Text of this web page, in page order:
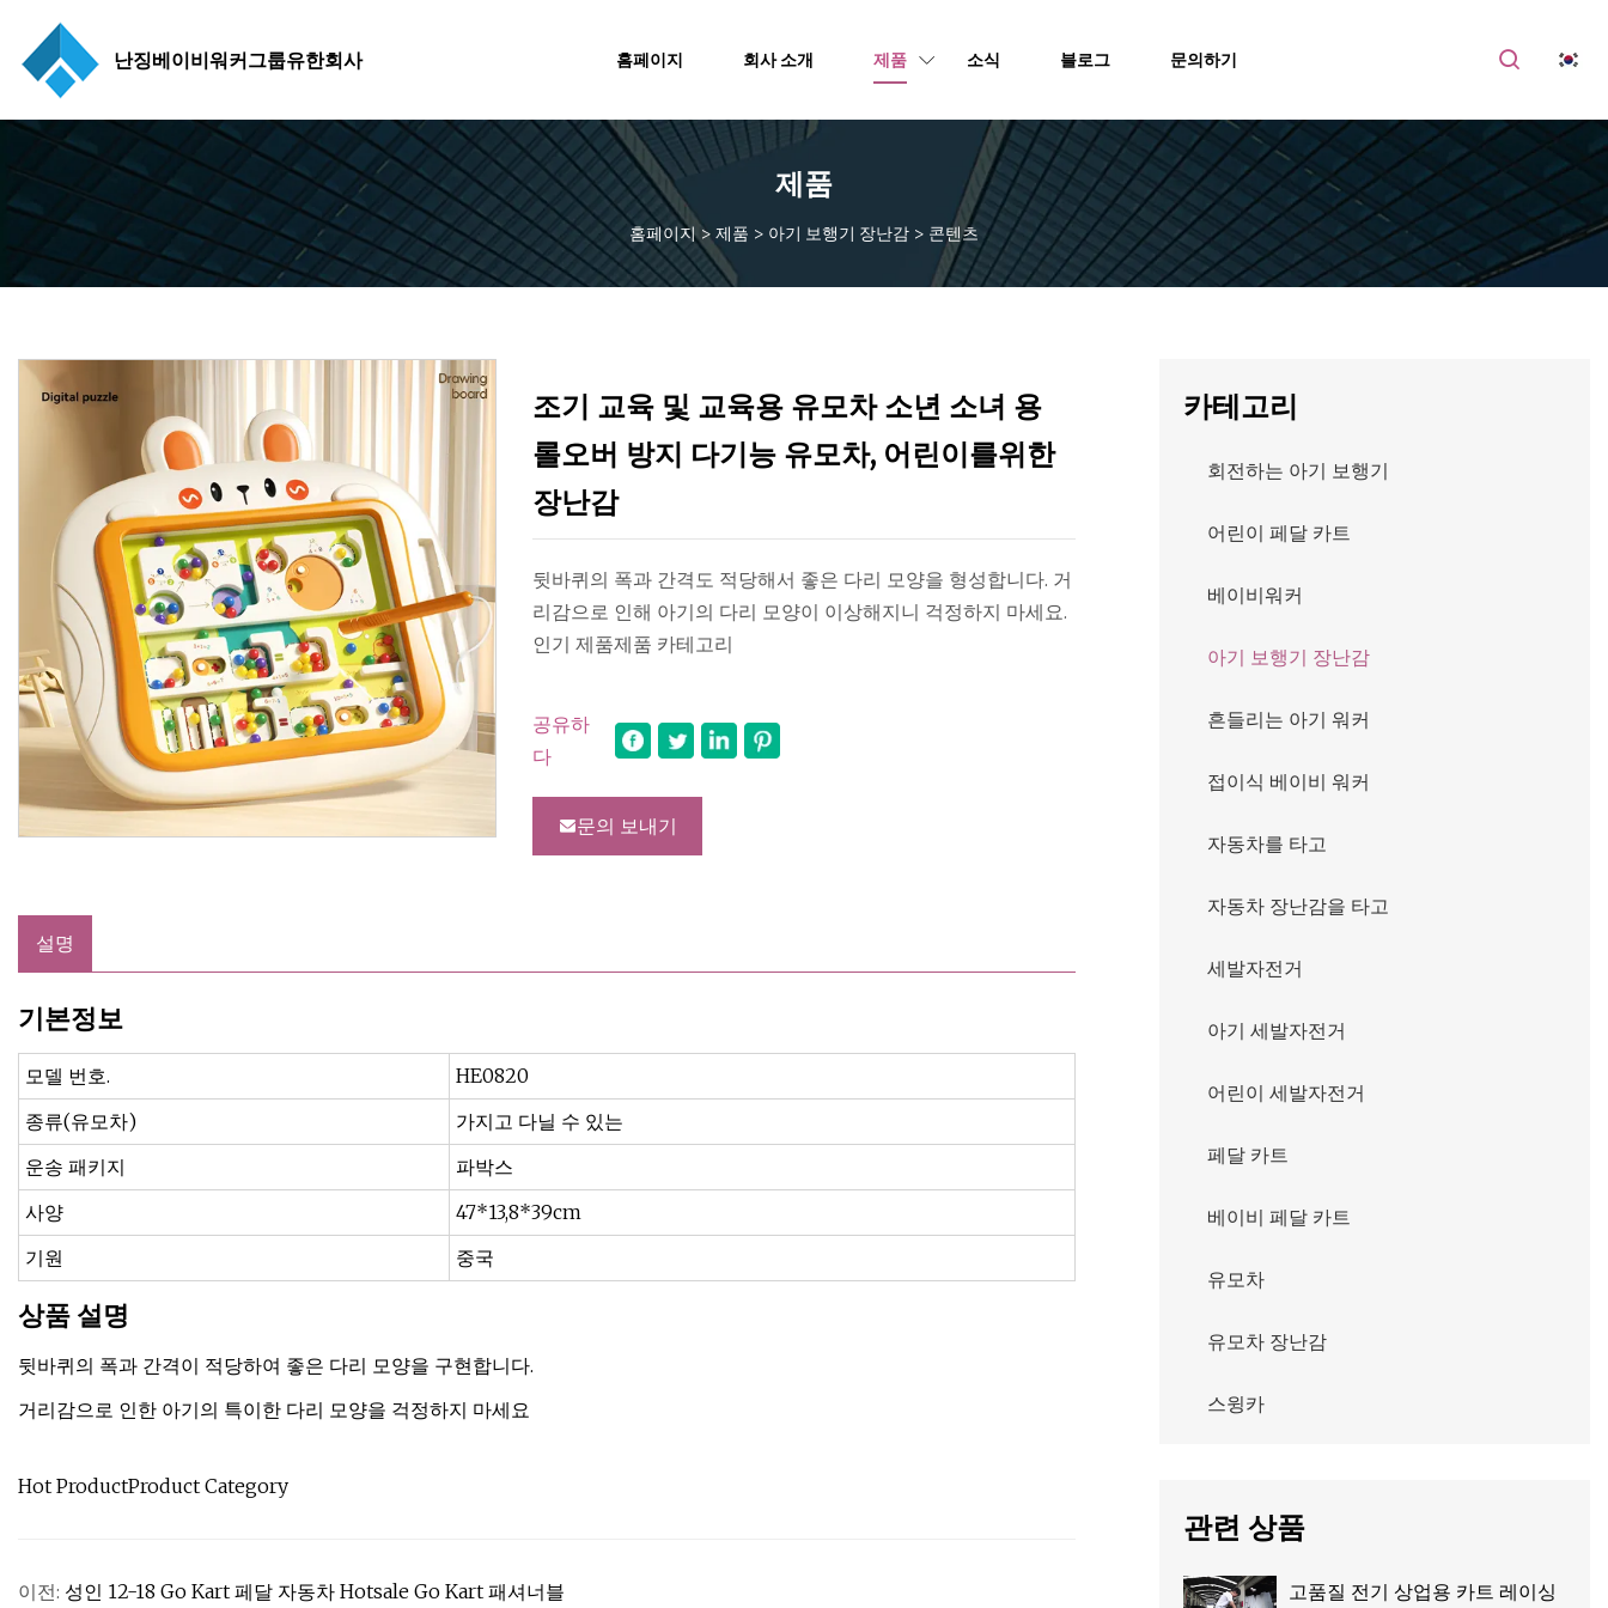
난징베이비워커그룹유한회사 홈페이지 회사 소개 제품 소식 블로그 문의하기
제품
홈페이지 > 제품 > 아기 보행기 장난감 > 콘텐츠
조기 교육 및 교육용 유모차 소년 소녀 용
롤오버 방지 다기능 유모차, 어린이를위한
장난감
뒷바퀴의 폭과 간격도 적당해서 좋은 다리 모양을 형성합니다. 거
리감으로 인해 아기의 다리 모양이 이상해지니 걱정하지 마세요.
인기 제품제품 카테고리
공유하
다
문의 보내기
설명
기본정보
모델 번호.
HE0820
종류(유모차)
가지고 다닐 수 있는
운송 패키지
파박스
사양
47*13,8*39cm
기원
중국
상품 설명
뒷바퀴의 폭과 간격이 적당하여 좋은 다리 모양을 구현합니다.
거리감으로 인한 아기의 특이한 다리 모양을 걱정하지 마세요
Hot ProductProduct Category
이전: 성인 12-18 Go Kart 페달 자동차 Hotsale Go Kart 패셔너블
카테고리
회전하는 아기 보행기
어린이 페달 카트
베이비워커
아기 보행기 장난감
흔들리는 아기 워커
접이식 베이비 워커
자동차를 타고
자동차 장난감을 타고
세발자전거
아기 세발자전거
어린이 세발자전거
페달 카트
베이비 페달 카트
유모차
유모차 장난감
스윙카
관련 상품
고품질 전기 상업용 카트 레이싱